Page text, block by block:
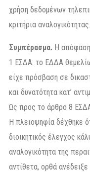
χρήση δεδομένων
κριτήρια αναλογικότητας.
Συμπέρασμα. Η απόφαση
1 ΕΣΔΑ: το ΕΔΔΑ
είχε πρόσβαση σε
και δυνατότητα κατ’
Ως προς το άρθρο 8
Η πλειοψηφία δέχθηκε
διοικητικός έλεγχος
αναλογικότητα της
αντίθετα, ορθά ανέδειξε